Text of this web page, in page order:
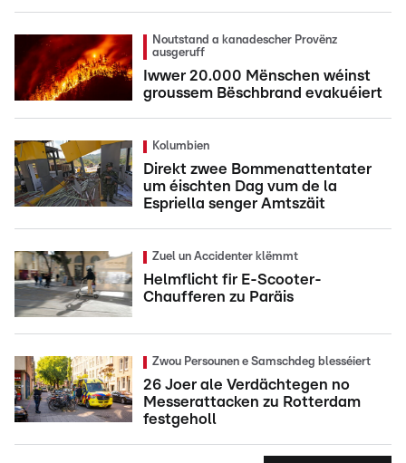
Noutstand a kanadescher Provënz
ausgeruff
Iwwer 20.000 Mënschen wéinst
groussem Bëschbrand evakuéiert
Kolumbien
Direkt zwee Bommenattentater
um éischten Dag vum de la
Espriella senger Amtszäit
Zuel un Accidenter klëmmt
Helmflicht fir E-Scooter-
Chaufferen zu Paräis
Zwou Persounen e Samschdeg blesséiert
26 Joer ale Verdächtegen no
Messerattacken zu Rotterdam
festgeholl